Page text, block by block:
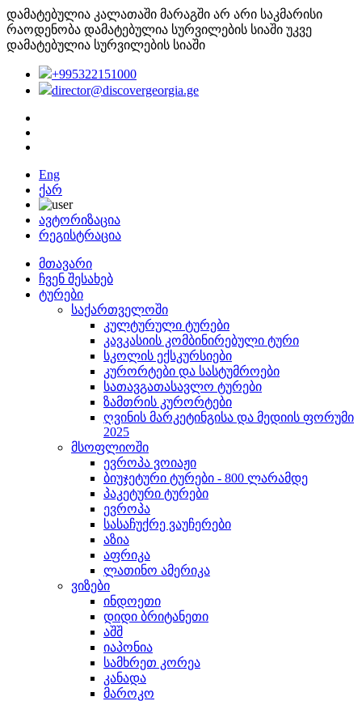
დამატებულია კალათაში მარაგში არ არი საკმარისი
რაოდენობა დამატებულია სურვილების სიაში უკვე
დამატებულია სურვილების სიაში
+995322151000
director@discovergeorgia.ge
Eng
ქარ
ავტორიზაცია
რეგისტრაცია
მთავარი
ჩვენ შესახებ
ტურები
საქართველოში
კულტურული ტურები
კავკასიის კომბინირებული ტური
სკოლის ექსკურსიები
კურორტები და სასტუმროები
სათავგათასავლო ტურები
ზამთრის კურორტები
ღვინის მარკეტინგისა და მედიის ფორუმი
2025
მსოფლიოში
ევროპა ვოიაჟი
ბიუჯეტური ტურები - 800 ლარამდე
პაკეტური ტურები
ევროპა
სასაჩუქრე ვაუჩერები
აზია
აფრიკა
ლათინო ამერიკა
ვიზები
ინდოეთი
დიდი ბრიტანეთი
აშშ
იაპონია
სამხრეთ კორეა
კანადა
მაროკო